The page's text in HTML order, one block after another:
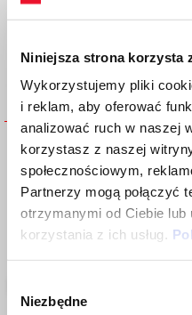
Niniejsza strona korzysta
Wykorzystujemy pliki
i reklam, aby oferować
analizować ruch w naszej
korzystasz z naszej
społecznościowym,
Partnerzy mogą połączyć
otrzymanymi od Ciebie
korzystania z ich usług.
zgody
Niezbędne
SIDE BAG LEFT